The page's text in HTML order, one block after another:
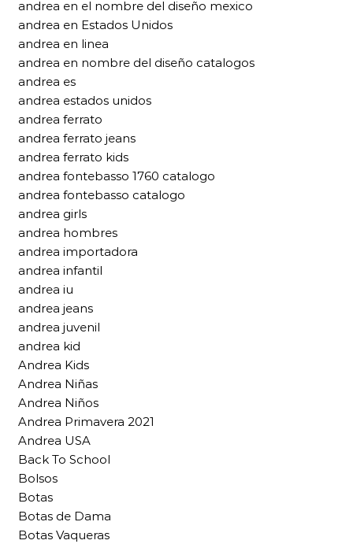
andrea en el nombre del diseño mexico
andrea en Estados Unidos
andrea en linea
andrea en nombre del diseño catalogos
andrea es
andrea estados unidos
andrea ferrato
andrea ferrato jeans
andrea ferrato kids
andrea fontebasso 1760 catalogo
andrea fontebasso catalogo
andrea girls
andrea hombres
andrea importadora
andrea infantil
andrea iu
andrea jeans
andrea juvenil
andrea kid
Andrea Kids
Andrea Niñas
Andrea Niños
Andrea Primavera 2021
Andrea USA
Back To School
Bolsos
Botas
Botas de Dama
Botas Vaqueras